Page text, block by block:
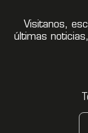
Visitanos,
últimas